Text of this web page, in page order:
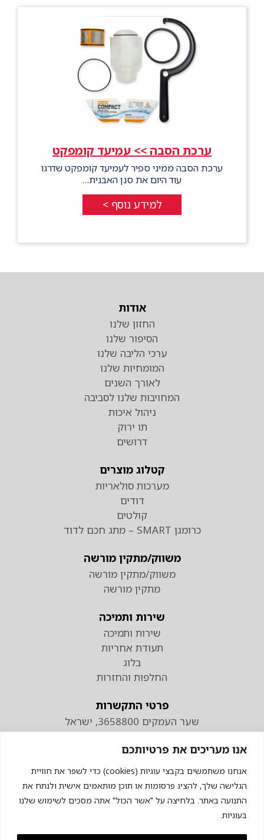
אנו מעריכים את פרטיותכם
אנחנו משתמשים בקבצי עוגיות (cookies) כדי לשפר את חוויית
הגלישה שלך, להציג פרסומות או תוכן מותאמים אישית ולנתח את
התנועה באתר. בלחיצה על "אשר הכול" אתה מסכים לשימוש שלנו
בעוגיות.
ערכת הסבה >> עמיעד קומפקט
ערכת הסבה ממיני ספיר לעמיעד קומפקט שדרגו
עוד היום את סנן האבנית…
למידע נוסף >
אודות
החזון שלנו
הסיפור שלנו
ערכי הליבה שלנו
המומחיות שלנו
לאורך השנים
המחויבות שלנו לסביבה
ניהול איכות
תו ירוק
דרושים
קטלוג מוצרים
מערכות סולאריות
דודים
קולטים
כרומגן SMART – מתג חכם לדוד
משווק/מתקין מורשה
משווק/מתקין מורשה
מתקין מורשה
שירות ותמיכה
שירות ותמיכה
תעודת אחריות
בלוג
החלפות והחזרות
פרטי התקשרות
שער העמקים 3658800, ישראל
טלפון
074-7110298